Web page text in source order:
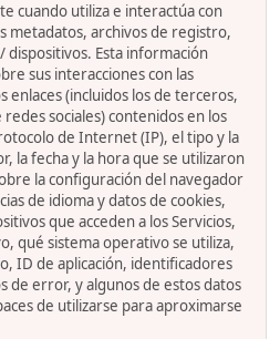
cuando utiliza e interactúa con
metadatos, archivos de registro,
dispositivos. Esta información
sus interacciones con las
enlaces (incluidos los de terceros,
sociales) contenidos en los
de Internet (IP), el tipo y la
la fecha y la hora que se utilizaron
la configuración del navegador
de idioma y datos de cookies,
que acceden a los Servicios,
qué sistema operativo se utiliza,
ID de aplicación, identificadores
de error, y algunos de estos datos
de utilizarse para aproximarse